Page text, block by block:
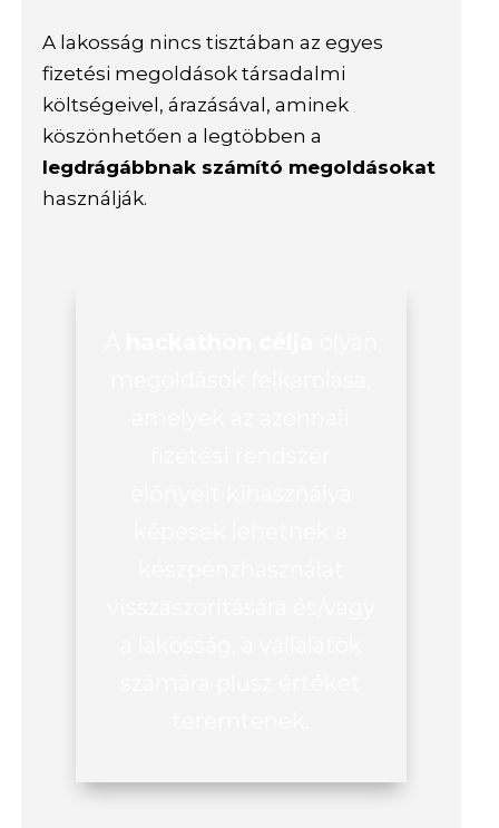
A lakosság nincs tisztában az egyes
fizetési megoldások társadalmi
költségeivel, árazásával, aminek
köszönhetően a legtöbben a
legdrágábbnak számító megoldásokat
használják.